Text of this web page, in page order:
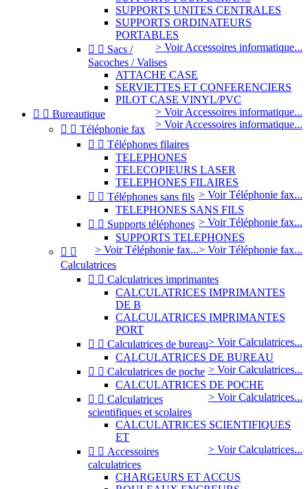
SUPPORTS UNITES CENTRALES
SUPPORTS ORDINATEURS
PORTABLES
> Voir Accessoires informatique...
  Sacs /
Sacoches / Valises
ATTACHE CASE
SERVIETTES ET CONFERENCIERS
PILOT CASE VINYL/PVC
> Voir Accessoires informatique...
> Voir Accessoires informatique...
  Bureautique
  Téléphonie fax
  Téléphones filaires
TELEPHONES
TELECOPIEURS LASER
TELEPHONES FILAIRES
> Voir Téléphonie fax...
  Téléphones sans fils
TELEPHONES SANS FILS
> Voir Téléphonie fax...
  Supports téléphones
SUPPORTS TELEPHONES
> Voir Téléphonie fax...
> Voir Téléphonie fax...
 
Calculatrices
  Calculatrices imprimantes
CALCULATRICES IMPRIMANTES
DE B
CALCULATRICES IMPRIMANTES
PORT
> Voir Calculatrices...
  Calculatrices de bureau
CALCULATRICES DE BUREAU
> Voir Calculatrices...
  Calculatrices de poche
CALCULATRICES DE POCHE
> Voir Calculatrices...
  Calculatrices
scientifiques et scolaires
CALCULATRICES SCIENTIFIQUES
ET
> Voir Calculatrices...
  Accessoires
calculatrices
CHARGEURS ET ACCUS